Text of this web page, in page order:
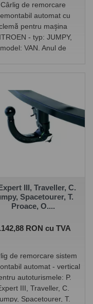
Cârlig de remorcare
automat cu
pentru mașina
- typ: JUMPY,
model: VAN. Anul de
III, Traveller, C.
Spacetourer, T.
Proace, O....
RON cu TVA
de remorcare sistem
automat - vertical
autoturismele: P.
III, Traveller, C.
Spacetourer, T.